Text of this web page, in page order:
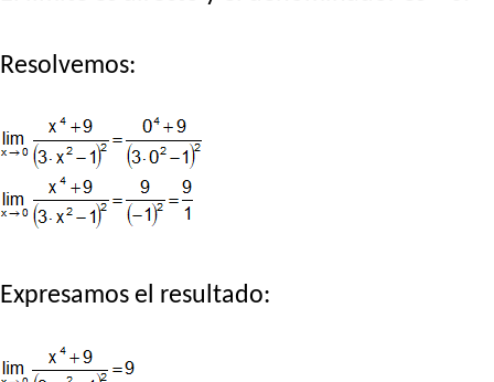
Resolvemos:
Expresamos el resultado: